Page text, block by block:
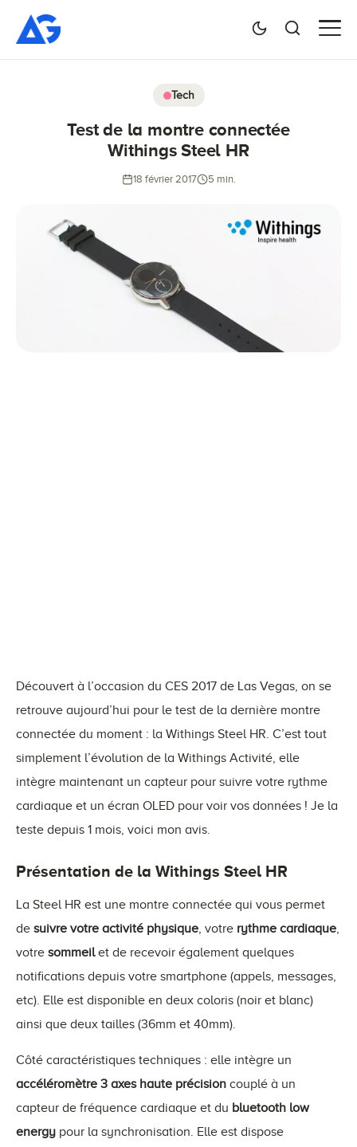
Tech
Test de la montre connectée
Withings Steel HR
18 février 2017 5 min.
Découvert à l’occasion du CES 2017 de Las Vegas, on se
retrouve aujourd’hui pour le test de la dernière montre
connectée du moment : la Withings Steel HR. C’est tout
simplement l’évolution de la Withings Activité, elle
intègre maintenant un capteur pour suivre votre rythme
cardiaque et un écran OLED pour voir vos données ! Je la
teste depuis 1 mois, voici mon avis.
Présentation de la Withings Steel HR
La Steel HR est une montre connectée qui vous permet
de suivre votre activité physique , votre rythme cardiaque
votre sommeilet de recevoir également quelques
notifications depuis votre smartphone (appels, messages,
etc). Elle est disponible en deux coloris (noir et blanc)
ainsi que deux tailles (36mm et 40mm).
Côté caractéristiques techniques : elle intègre un
accéléromètre 3 axes haute précision couplé à un
capteur de fréquence cardiaque et du bluetooth low
energy pour la synchronisation. Elle est dispose